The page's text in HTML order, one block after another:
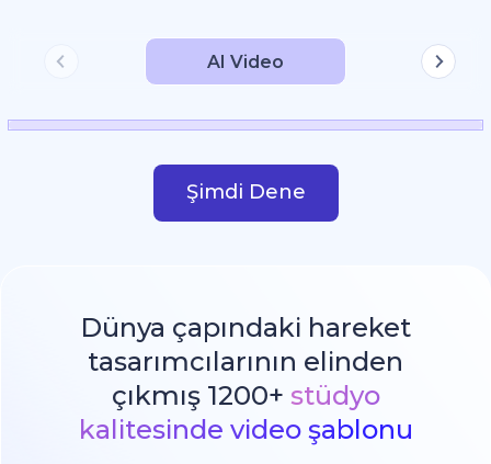
AI Video
Şimdi Dene
Dünya çapındaki hareket
tasarımcılarının elinden
çıkmış 1200+ stüdyo
kalitesinde video şablonu